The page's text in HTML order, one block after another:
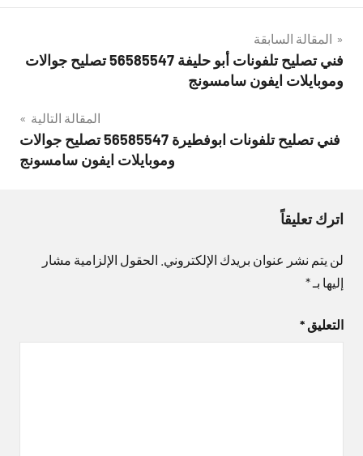
تصفّح
المقالات
المقالة السابقة
فني تصليح تلفونات أبو حليفة 56585547 تصليح جوالات
وموبايلات ايفون سامسونج
المقالة التالية
فني تصليح تلفونات ابوفطيرة 56585547 تصليح جوالات
وموبايلات ايفون سامسونج
اترك تعليقاً
لن يتم نشر عنوان بريدك الإلكتروني. الحقول الإلزامية مشار
إليها بـ*
التعليق *